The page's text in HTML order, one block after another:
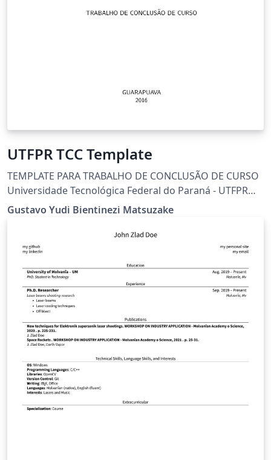
UTFPR TCC Template
TEMPLATE PARA TRABALHO DE CONCLUSÃO DE CURSO
Universidade Tecnológica Federal do Paraná - UTFPR
Customização da classe abnTeX2 para as normas da
Michael Vornes https://github.com/mvornes
Gustavo Yudi Bientinezi Matsuzake